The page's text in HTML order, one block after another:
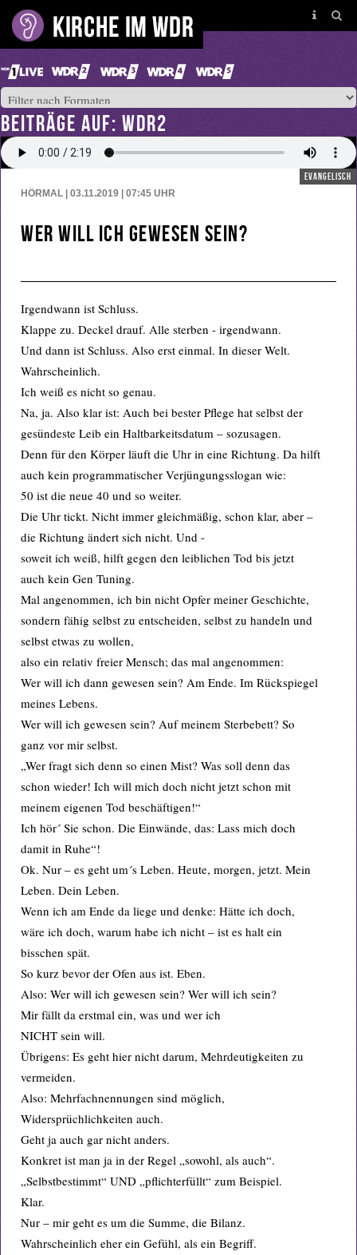
BEITRÄGE AUF: WDR2
evangelisch
HÖRMAL | 03.11.2019 | 07:45 UHR
Wer will ich gewesen sein?
Irgendwann ist Schluss.
Klappe zu. Deckel drauf. Alle sterben - irgendwann.
Und dann ist Schluss. Also erst einmal. In dieser Welt.
Wahrscheinlich.
Ich weiß es nicht so genau.
Na, ja. Also klar ist: Auch bei bester Pflege hat selbst der
gesündeste Leib ein Haltbarkeitsdatum – sozusagen.
Denn für den Körper läuft die Uhr in eine Richtung. Da hilft
auch kein programmatischer Verjüngungsslogan wie:
50 ist die neue 40 und so weiter.
Die Uhr tickt. Nicht immer gleichmäßig, schon klar, aber –
die Richtung ändert sich nicht. Und -
soweit ich weiß, hilft gegen den leiblichen Tod bis jetzt
auch kein Gen Tuning.
Mal angenommen, ich bin nicht Opfer meiner Geschichte,
sondern fähig selbst zu entscheiden, selbst zu handeln und
selbst etwas zu wollen,
also ein relativ freier Mensch; das mal angenommen:
Wer will ich dann gewesen sein? Am Ende. Im Rückspiegel
meines Lebens.
Wer will ich gewesen sein? Auf meinem Sterbebett? So
ganz vor mir selbst.
„Wer fragt sich denn so einen Mist? Was soll denn das
schon wieder! Ich will mich doch nicht jetzt schon mit
meinem eigenen Tod beschäftigen!“
Ich hör´ Sie schon. Die Einwände, das: Lass mich doch
damit in Ruhe“!
Ok. Nur – es geht um´s Leben. Heute, morgen, jetzt. Mein
Leben. Dein Leben.
Wenn ich am Ende da liege und denke: Hätte ich doch,
wäre ich doch, warum habe ich nicht – ist es halt ein
bisschen spät.
So kurz bevor der Ofen aus ist. Eben.
Also: Wer will ich gewesen sein? Wer will ich sein?
Mir fällt da erstmal ein, was und wer ich
NICHT sein will.
Übrigens: Es geht hier nicht darum, Mehrdeutigkeiten zu
vermeiden.
Also: Mehrfachnennungen sind möglich,
Widersprüchlichkeiten auch.
Geht ja auch gar nicht anders.
Konkret ist man ja in der Regel „sowohl, als auch“.
„Selbstbestimmt“ UND „pflichterfüllt“ zum Beispiel.
Klar.
Nur – mir geht es um die Summe, die Bilanz.
Wahrscheinlich eher ein Gefühl, als ein Begriff.